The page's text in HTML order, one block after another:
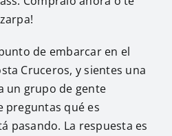
de embarcar en el
Cruceros, y sientes una
un grupo de gente
preguntas qué es
pasando. La respuesta es